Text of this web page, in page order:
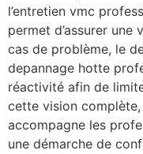
l’entretien vmc
permet d’assurer
cas de problème, le
depannage hotte
réactivité afin de
cette vision
accompagne les
une démarche de